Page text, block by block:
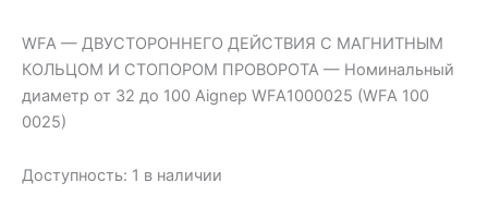
WFA — ДВУСТОРОННЕГО ДЕЙСТВИЯ С МАГНИТНЫМ
КОЛЬЦОМ И СТОПОРОМ ПРОВОРОТА — Номинальный
диаметр от 32 до 100 Aignep WFA1000025 (WFA 100
0025)
Доступность: 1 в наличии